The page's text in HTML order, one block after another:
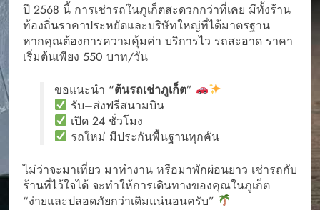
ปี 2568 นี้ การเช่ารถในภูเก็ตสะดวกกว่าที่เคย มีทั้งร้าน
ท้องถิ่นราคาประหยัดและบริษัทใหญ่ที่ได้มาตรฐาน
หากคุณต้องการความคุ้มค่า บริการไว รถสะอาด ราคา
เริ่มต้นเพียง 550 บาท/วัน
ขอแนะนำ “ต้นรถเช่าภูเก็ต”
รับ–ส่งฟรีสนามบิน
เปิด 24 ชั่วโมง
รถใหม่ มีประกันพื้นฐานทุกคัน
ไม่ว่าจะมาเที่ยว มาทำงาน หรือมาพักผ่อนยาว เช่ารถกับ
ร้านที่ไว้ใจได้ จะทำให้การเดินทางของคุณในภูเก็ต
“ง่ายและปลอดภัยกว่าเดิมแน่นอนครับ”